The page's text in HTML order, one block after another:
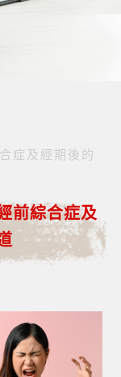
症及經期後的
前綜合症及